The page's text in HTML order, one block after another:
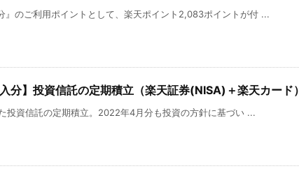
』のご利用ポイントとして、楽天ポイント2,083ポイントが付 ...
分】投資信託の定期積立（楽天証券(NISA)＋楽天カード）
投資信託の定期積立。2022年4月分も投資の方針に基づい ...